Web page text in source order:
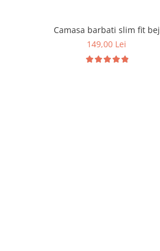
Camasa barbati slim fit bej
149,00 Lei